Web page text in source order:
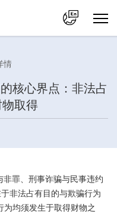
情
核心界点：非法占
取得
罪、刑事诈骗与民事违约
非法占有目的与欺骗行为
为均须发生于取得财物之